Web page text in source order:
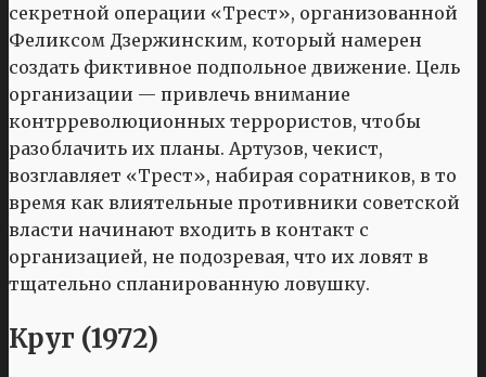
секретной операции «Трест», организованной
Феликсом Дзержинским, который намерен
создать фиктивное подпольное движение. Цель
организации — привлечь внимание
контрреволюционных террористов, чтобы
разоблачить их планы. Артузов, чекист,
возглавляет «Трест», набирая соратников, в то
время как влиятельные противники советской
власти начинают входить в контакт с
организацией, не подозревая, что их ловят в
тщательно спланированную ловушку.
Круг (1972)